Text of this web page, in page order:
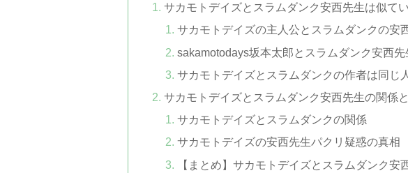
サカモトデイズとスラムダンク安西先生は似て
サカモトデイズの主人公とスラムダンクの安
sakamotodays坂本太郎とスラムダンク安西
サカモトデイズとスラムダンクの作者は同じ
サカモトデイズとスラムダンク安西先生の関係
サカモトデイズとスラムダンクの関係
サカモトデイズの安西先生パクリ疑惑の真相
【まとめ】サカモトデイズとスラムダンク安